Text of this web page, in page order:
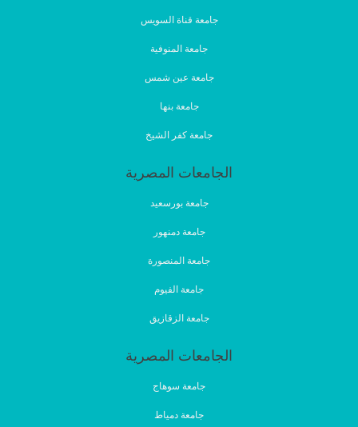
جامعة قناة السويس
جامعة المنوفية
جامعة عين شمس
جامعة بنها
جامعة كفر الشيخ
الجامعات المصرية
جامعة بورسعيد
جامعة دمنهور
جامعة المنصورة
جامعة الفيوم
جامعة الزقازيق
الجامعات المصرية
جامعة سوهاج
جامعة دمياط